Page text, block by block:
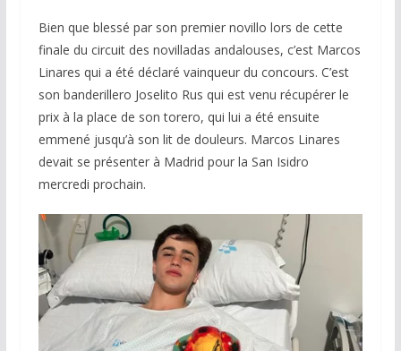
Bien que blessé par son premier novillo lors de cette
finale du circuit des novilladas andalouses, c’est Marcos
Linares qui a été déclaré vainqueur du concours. C’est
son banderillero Joselito Rus qui est venu récupérer le
prix à la place de son torero, qui lui a été ensuite
emmené jusqu’à son lit de douleurs. Marcos Linares
devait se présenter à Madrid pour la San Isidro
mercredi prochain.